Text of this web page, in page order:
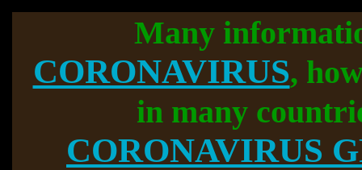
Many
CORONAVIRUS,
in many
CORONAVIRUS